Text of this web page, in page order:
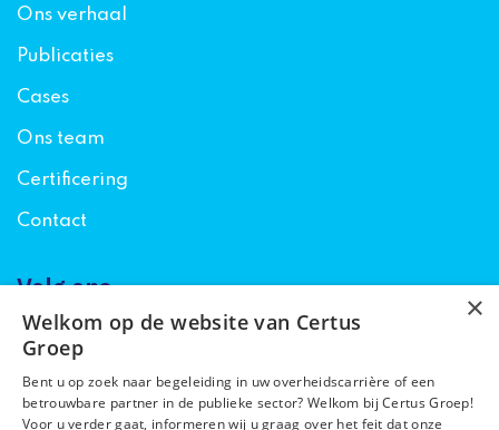
Ons verhaal
Publicaties
Cases
Ons team
Certificering
Contact
Volg ons
×
Welkom op de website van Certus
Groep
Bent u op zoek naar begeleiding in uw overheidscarrière of een
betrouwbare partner in de publieke sector? Welkom bij Certus Groep!
Voor u verder gaat, informeren wij u graag over het feit dat onze